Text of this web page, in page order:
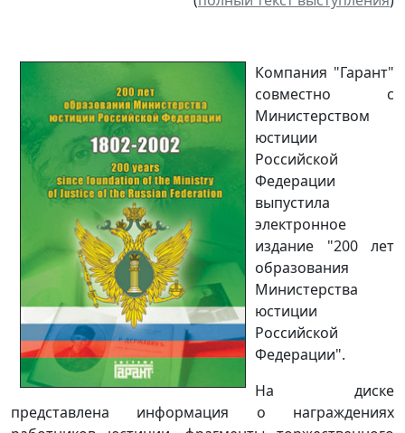
Компания "Гарант"
совместно с
Министерством
юстиции
Российской
Федерации
выпустила
электронное
издание "200 лет
образования
Министерства
юстиции
Российской
Федерации".
На диске
представлена информация о награждениях